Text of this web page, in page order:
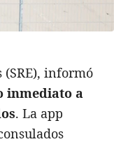
(SRE), informó
inmediato a
. La app